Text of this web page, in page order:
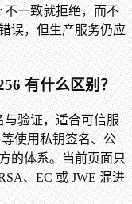
不一致就拒绝，而不
误，但生产服务仍应
有什么区别？
与验证，适合可信服
使用私钥签名、公
的体系。当前页面只
、EC 或 JWE 混进